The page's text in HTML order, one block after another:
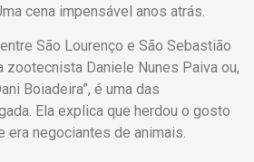
cena impensável anos atrás.
São Lourenço e São Sebastião
zootecnista Daniele Nunes Paiva ou,
Boiadeira”, é uma das
Ela explica que herdou o gosto
era negociantes de animais.